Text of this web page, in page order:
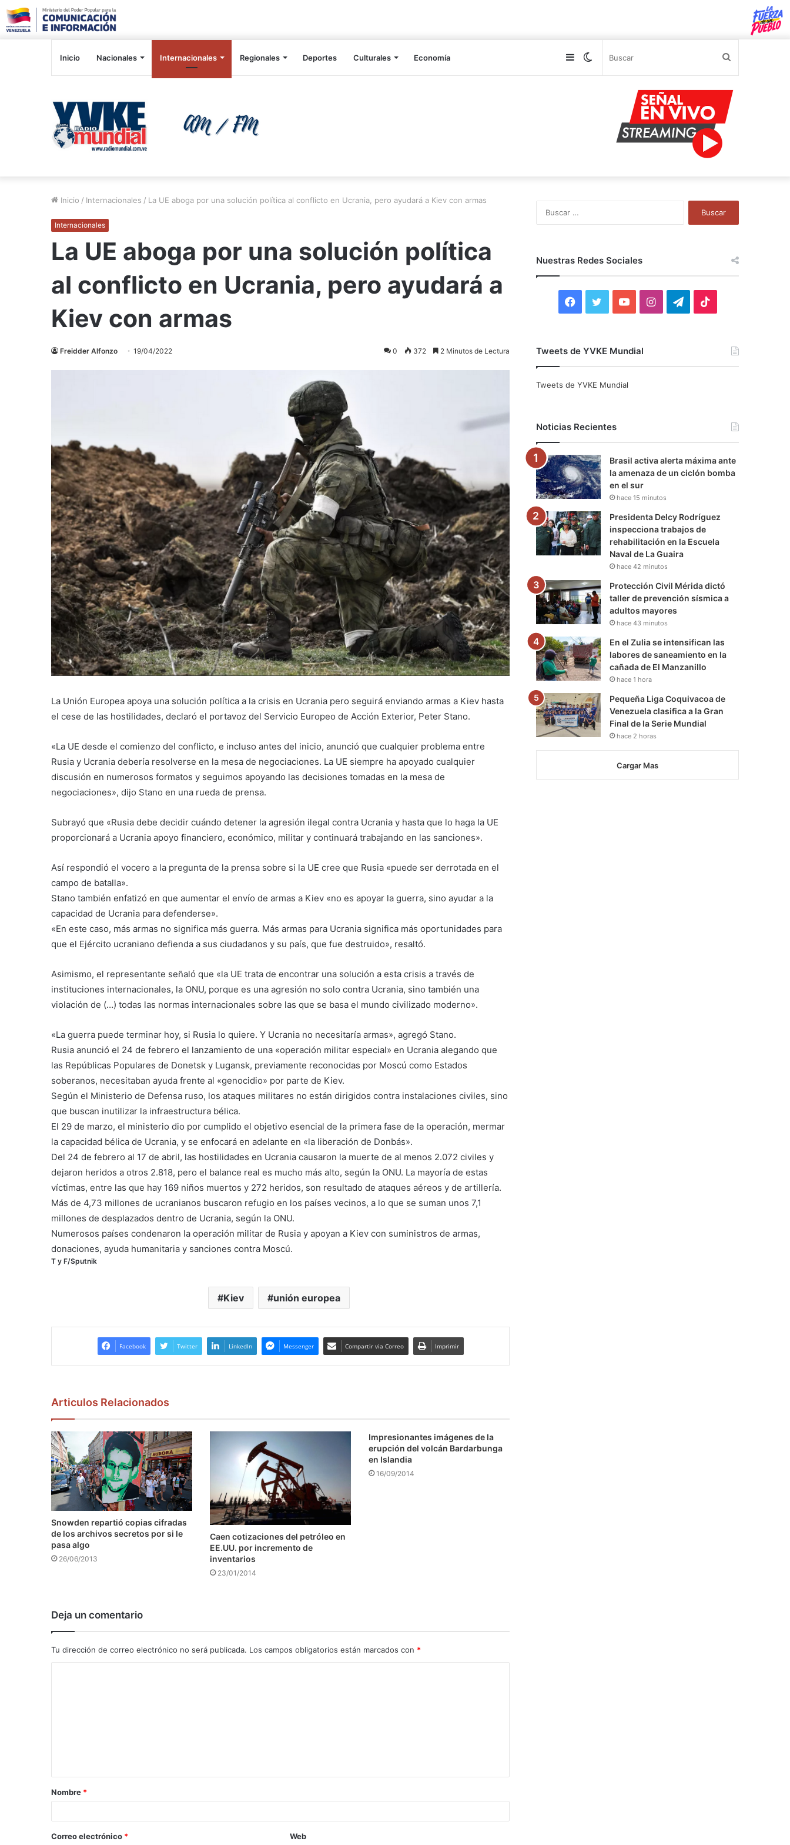
Inicio Nacionales Internacionales Regionales Deportes Culturales Economía Switch
Sidebar
Inicio / Internacionales / La UE aboga por una solución política al conflicto en Ucrania, pero ayudará a Kiev con armas
Internacionales
La UE aboga por una solución política
al conflicto en Ucrania, pero ayudará a
Kiev con armas
Freidder Alfonzo 19/04/2022 0 372 2 Minutos de Lectura
La Unión Europea apoya una solución política a la crisis en Ucrania pero seguirá enviando armas a Kiev hasta
el cese de las hostilidades, declaró el portavoz del Servicio Europeo de Acción Exterior, Peter Stano.
«La UE desde el comienzo del conflicto, e incluso antes del inicio, anunció que cualquier problema entre
Rusia y Ucrania debería resolverse en la mesa de negociaciones. La UE siempre ha apoyado cualquier
discusión en numerosos formatos y seguimos apoyando las decisiones tomadas en la mesa de
negociaciones», dijo Stano en una rueda de prensa.
Subrayó que «Rusia debe decidir cuándo detener la agresión ilegal contra Ucrania y hasta que lo haga la UE
proporcionará a Ucrania apoyo financiero, económico, militar y continuará trabajando en las sanciones».
Así respondió el vocero a la pregunta de la prensa sobre si la UE cree que Rusia «puede ser derrotada en el
campo de batalla».
Stano también enfatizó en que aumentar el envío de armas a Kiev «no es apoyar la guerra, sino ayudar a la
capacidad de Ucrania para defenderse».
«En este caso, más armas no significa más guerra. Más armas para Ucrania significa más oportunidades para
que el Ejército ucraniano defienda a sus ciudadanos y su país, que fue destruido», resaltó.
Asimismo, el representante señaló que «la UE trata de encontrar una solución a esta crisis a través de
instituciones internacionales, la ONU, porque es una agresión no solo contra Ucrania, sino también una
violación de (…) todas las normas internacionales sobre las que se basa el mundo civilizado moderno».
«La guerra puede terminar hoy, si Rusia lo quiere. Y Ucrania no necesitaría armas», agregó Stano.
Rusia anunció el 24 de febrero el lanzamiento de una «operación militar especial» en Ucrania alegando que
las Repúblicas Populares de Donetsk y Lugansk, previamente reconocidas por Moscú como Estados
soberanos, necesitaban ayuda frente al «genocidio» por parte de Kiev.
Según el Ministerio de Defensa ruso, los ataques militares no están dirigidos contra instalaciones civiles, sino
que buscan inutilizar la infraestructura bélica.
El 29 de marzo, el ministerio dio por cumplido el objetivo esencial de la primera fase de la operación, mermar
la capacidad bélica de Ucrania, y se enfocará en adelante en «la liberación de Donbás».
Del 24 de febrero al 17 de abril, las hostilidades en Ucrania causaron la muerte de al menos 2.072 civiles y
dejaron heridos a otros 2.818, pero el balance real es mucho más alto, según la ONU. La mayoría de estas
víctimas, entre las que hay 169 niños muertos y 272 heridos, son resultado de ataques aéreos y de artillería.
Más de 4,73 millones de ucranianos buscaron refugio en los países vecinos, a lo que se suman unos 7,1
millones de desplazados dentro de Ucrania, según la ONU.
Numerosos países condenaron la operación militar de Rusia y apoyan a Kiev con suministros de armas,
donaciones, ayuda humanitaria y sanciones contra Moscú.
T y F/Sputnik
Kiev unión europea
Facebook Twitter LinkedIn Messenger Compartir via Correo Imprimir
Articulos Relacionados
Snowden repartió copias cifradas
de los archivos secretos por si le
pasa algo
26/06/2013
Caen cotizaciones del petróleo en
EE.UU. por incremento de
inventarios
23/01/2014
Impresionantes imágenes de la
erupción del volcán Bardarbunga
en Islandia
16/09/2014
Deja un comentario
Tu dirección de correo electrónico no será publicada. Los campos obligatorios están marcados con *
a
r
Nombre *
Correo electrónico * Web
Nuestras Redes Sociales
F
c
o
k
i
r
Y
u
e
I
r
a
T
a
m
Tweets de YVKE Mundial
Tweets de YVKE Mundial
Noticias Recientes
Brasil activa alerta máxima ante
la amenaza de un ciclón bomba
en el sur
hace 15 minutos
Presidenta Delcy Rodríguez
inspecciona trabajos de
rehabilitación en la Escuela
Naval de La Guaira
hace 42 minutos
Protección Civil Mérida dictó
taller de prevención sísmica a
adultos mayores
hace 43 minutos
En el Zulia se intensifican las
labores de saneamiento en la
cañada de El Manzanillo
hace 1 hora
Pequeña Liga Coquivacoa de
Venezuela clasifica a la Gran
Final de la Serie Mundial
hace 2 horas
Cargar Mas